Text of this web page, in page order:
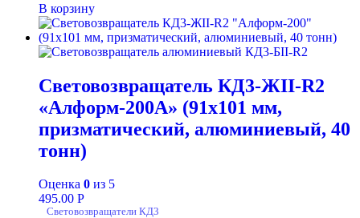
В корзину
Световозвращатель КД3-ЖII-R2
«Алформ-200А» (91х101 мм,
призматический, алюминиевый, 40
тонн)
Оценка 0 из 5
495.00 Р
Световозвращатели КД3